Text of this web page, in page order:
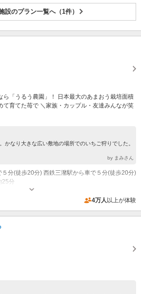
設のプラン一覧へ（1件）
ら「うるう農園」！ 日本最大のあまおう栽培面積
て育てた苺で ＼家族・カップル・友達みんなが笑
かなり大きな広い敷地の場所でのいちご狩りでした。
by まみさん
分(徒歩20分) 西鉄三潴駅から車で５分(徒歩20分)
25分
：17：00
4万人 以上が体験